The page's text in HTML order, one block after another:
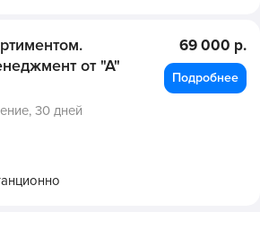
от "А"
30 дней
69 000 р.
Подробнее